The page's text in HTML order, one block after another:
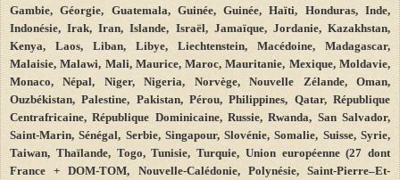
Gambie, Géorgie, Guatemala, Guinée, Guinée, Haïti, Honduras, Inde,
Indonésie, Irak, Iran, Islande, Israël, Jamaïque, Jordanie, Kazakhstan,
Kenya, Laos, Liban, Libye, Liechtenstein, Macédoine, Madagascar,
Malaisie, Malawi, Mali, Maurice, Maroc, Mauritanie, Mexique, Moldavie,
Monaco, Népal, Niger, Nigeria, Norvège, Nouvelle Zélande, Oman,
Ouzbékistan, Palestine, Pakistan, Pérou, Philippines, Qatar, République
Centrafricaine, République Dominicaine, Russie, Rwanda, San Salvador,
Saint-Marin, Sénégal, Serbie, Singapour, Slovénie, Somalie, Suisse, Syrie,
Taiwan, Thaïlande, Togo, Tunisie, Turquie, Union européenne (27 dont
France + DOM-TOM, Nouvelle-Calédonie, Polynésie, Saint-Pierre–Et-